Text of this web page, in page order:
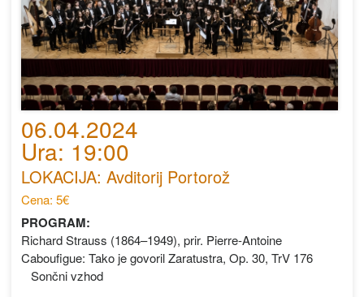
06.04.2024
Ura: 19:00
LOKACIJA: Avditorij Portorož
Cena: 5€
PROGRAM:
Richard Strauss (1864–1949), prir. Pierre-Antoine
Caboufigue: Tako je govoril Zaratustra, Op. 30, TrV 176
Sončni vzhod